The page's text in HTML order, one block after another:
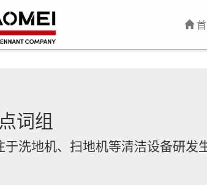
词组
于洗地机、扫地机等清洁设备研发